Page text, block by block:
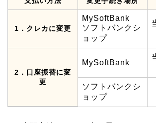
1．クレカに変更
MySoftBank
ソフトバンクシ
ョップ
2．口座振替に変
更
MySoftBank
ソフトバンクシ
ョップ